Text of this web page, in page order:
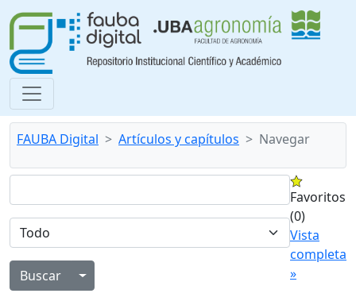
FAUBA Digital Artículos y capítulos Navegar
Alternar menú desplegable
Favoritos
(0)
Vista
completa
»